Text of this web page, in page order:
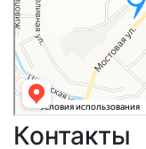
Контакты